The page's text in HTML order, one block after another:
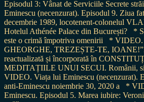
Episodul 3: Vânat de Serviciile Secrete
Eminescu (necenzurat). Episodul 9. Ziua
decembrie 1989, locotenent-colonelul
Hotelul Athénée Palace din București?
*
este o crimă împotriva omenirii
* VIDEO.
GHEORGHE, TREZEȘTE-TE,
reactualizată și încorporată în
MEDITAȚIILE UNUI SECUI. Românii,
VIDEO. Viața lui Eminescu (necenzurat).
anti-Eminescu noiembrie 30, 2020 a
*
Eminescu. Episodul 5. Marea iubire: